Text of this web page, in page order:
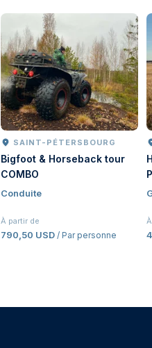
SAINT-PÉTERSBOURG
Bigfoot & Horseback tour
COMBO
Conduite
À partir de
790,50 USD / Par personne